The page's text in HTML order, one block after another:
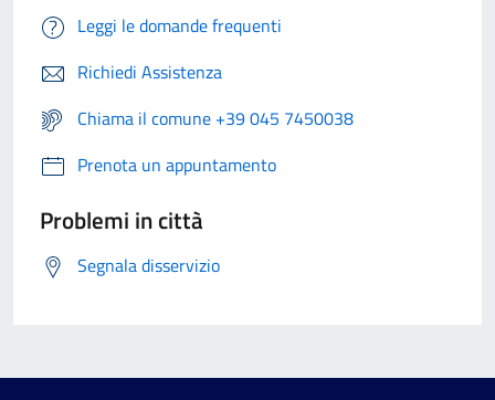
Leggi le domande frequenti
Richiedi Assistenza
Chiama il comune +39 045 7450038
Prenota un appuntamento
Problemi in città
Segnala disservizio